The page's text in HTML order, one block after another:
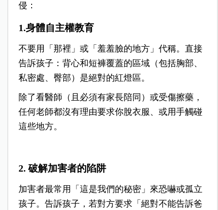
侵：
1.身體自主權教育
不要用「那裡」或「羞羞臉的地方」代稱。直接
告訴孩子：背心和短褲覆蓋的區域（包括胸部、
私密處、臀部）是絕對的紅燈區。
除了看醫師（且必須有家長陪同）或受傷擦藥，
任何老師都沒有理由要求你脫衣服、或用手觸碰
這些地方。
2. 破解加害者的陷阱
加害者最常用「這是我們的秘密」來恐嚇或孤立
孩子。告訴孩子，若對方要求「絕對不能告訴爸